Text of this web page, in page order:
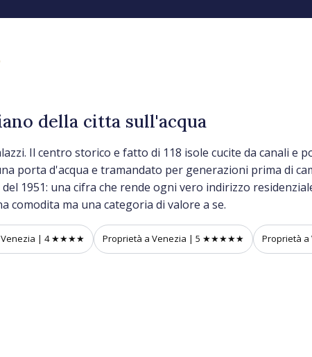
della citta sull'acqua
Il centro storico e fatto di 118 isole cucite da canali
porta d'acqua e tramandato per generazioni prima di
1951: una cifra che rende ogni vero indirizzo
comodita ma una categoria di valore a se.
Venezia | 4 ★★★★ Proprietà a Venezia | 5 ★★★★★ Proprietà a